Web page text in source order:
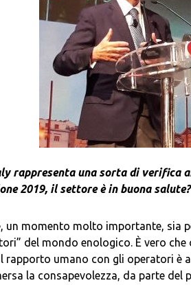
rappresenta una sorta di verifica
2019, il settore è in buona salute?
un momento molto importante, sia
del mondo enologico. È vero
rapporto umano con gli operatori è
la consapevolezza, da parte